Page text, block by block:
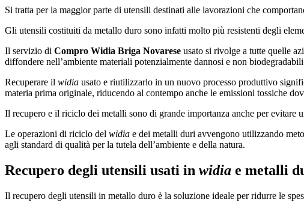
Si tratta per la maggior parte di utensili destinati alle lavorazioni che
Gli utensili costituiti da metallo duro sono infatti molto più resistenti degli
Il servizio di Compro Widia Briga Novarese usato si rivolge a tutte quelle
diffondere nell’ambiente materiali potenzialmente dannosi e non
Recuperare il widia usato e riutilizzarlo in un nuovo processo produttivo
materia prima originale, riducendo al contempo anche le emissioni tossiche
Il recupero e il riciclo dei metalli sono di grande importanza anche per evitare
Le operazioni di riciclo del widia e dei metalli duri avvengono utilizzando
agli standard di qualità per la tutela dell’ambiente e della natura.
Recupero degli utensili usati in widia e metalli
Il recupero degli utensili in metallo duro è la soluzione ideale per ridurre le